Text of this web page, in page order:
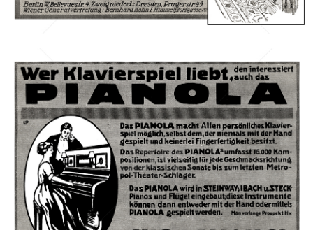
Bild-ID: 42194
CHORALION CO., Berlin Choralion Co., Berlin 1911